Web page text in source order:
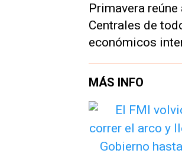
Primavera
Centrales de
económicos
MÁS INFO